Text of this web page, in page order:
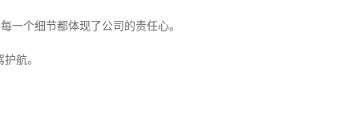
一个细节都体现了公司的责任心。
航。